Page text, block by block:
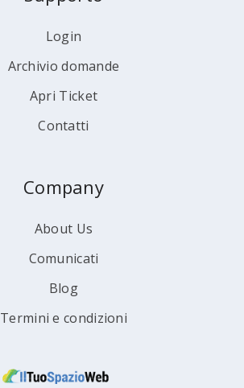
Login
Archivio domande
Apri Ticket
Contatti
Company
About Us
Comunicati
Blog
Termini e condizioni